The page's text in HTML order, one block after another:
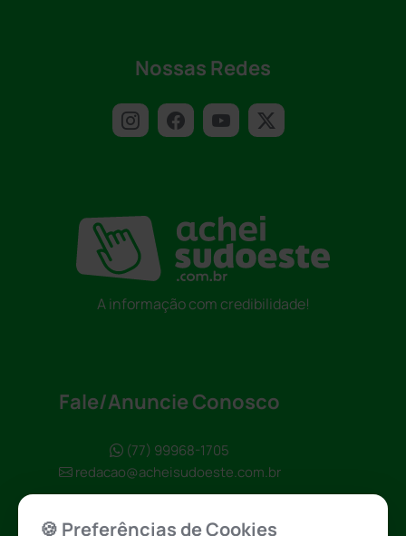
Nossas Redes
A informação com credibilidade!
Fale/Anuncie Conosco
(77) 99968-1705
redacao@acheisudoeste.com.br
🍪 Preferências de Cookies